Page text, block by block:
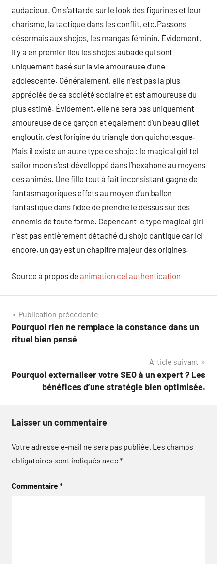
audacieux. On s’attarde sur le look des figurines et leur
charisme, la tactique dans les conflit, etc.Passons
désormais aux shojos, les mangas féminin. Évidement,
il y a en premier lieu les shojos aubade qui sont
uniquement basé sur la vie amoureuse d’une
adolescente. Généralement, elle n’est pas la plus
appréciée de sa société scolaire et est amoureuse du
plus estimé. Évidement, elle ne sera pas uniquement
amoureuse de ce garçon et également d’un beau gillet
engloutir, c’est l’origine du triangle don quichotesque.
Mais il existe un autre type de shojo : le magical girl tel
sailor moon s’est dévelloppé dans l’hexahone au moyens
des animés. Une fille tout à fait inconsistant gagne de
fantasmagoriques effets au moyen d’un ballon
fantastique dans l’idée de prendre le dessus sur des
ennemis de toute forme. Cependant le type magical girl
n’est pas entièrement détaché du shojo cantique car ici
encore, un gay est un chapitre majeur des origines.
Source à propos de animation cel authentication
Navigation
de
Publication précédente
Pourquoi rien ne remplace la constance dans un
rituel bien pensé
Article suivant
Pourquoi externaliser votre SEO à un expert ? Les
bénéfices d’une stratégie bien optimisée.
Laisser un commentaire
Votre adresse e-mail ne sera pas publiée. Les champs
obligatoires sont indiqués avec*
Commentaire*